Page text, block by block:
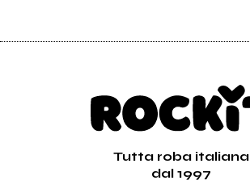
Tutta roba italiana
dal 1997